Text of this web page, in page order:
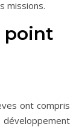
missions.
point
ont compris
développement